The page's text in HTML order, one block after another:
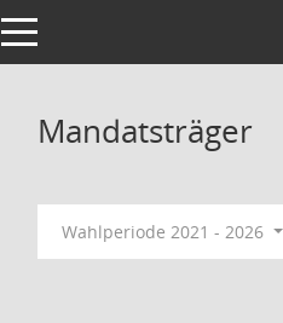
Toggle navigation
Mandatsträger
Wahlperiode 2021 - 2026